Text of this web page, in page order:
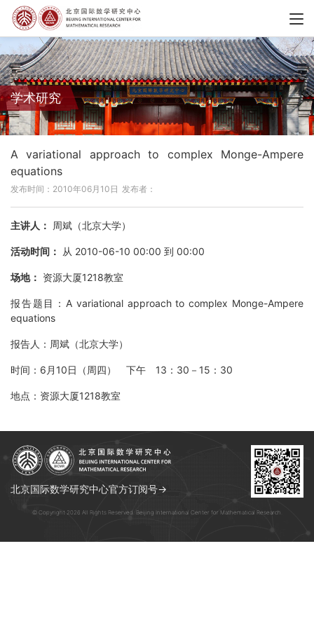
学术研究
A variational approach to complex Monge-Ampere
equations
发布时间：2010年06月10日 发布者：
主讲人： 周斌（北京大学）
活动时间： 从 2010-06-10 00:00 到 00:00
场地： 资源大厦1218教室
报告题目：A variational approach to complex Monge-Ampere
equations
报告人：周斌（北京大学）
时间：6月10日（周四） 下午 13：30－15：30
地点：资源大厦1218教室
北京国际数学研究中心官方订阅号→
© Copyright 2026 All Rights Reserved. Beijing International Center for Mathematical Research.